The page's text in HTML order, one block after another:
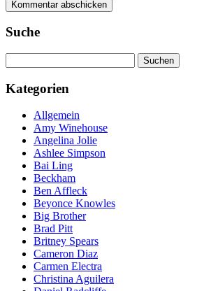
Suche
nach:
Kategorien
Allgemein
Amy Winehouse
Angelina Jolie
Ashlee Simpson
Bai Ling
Beckham
Ben Affleck
Beyonce Knowles
Big Brother
Brad Pitt
Britney Spears
Cameron Diaz
Carmen Electra
Christina Aguilera